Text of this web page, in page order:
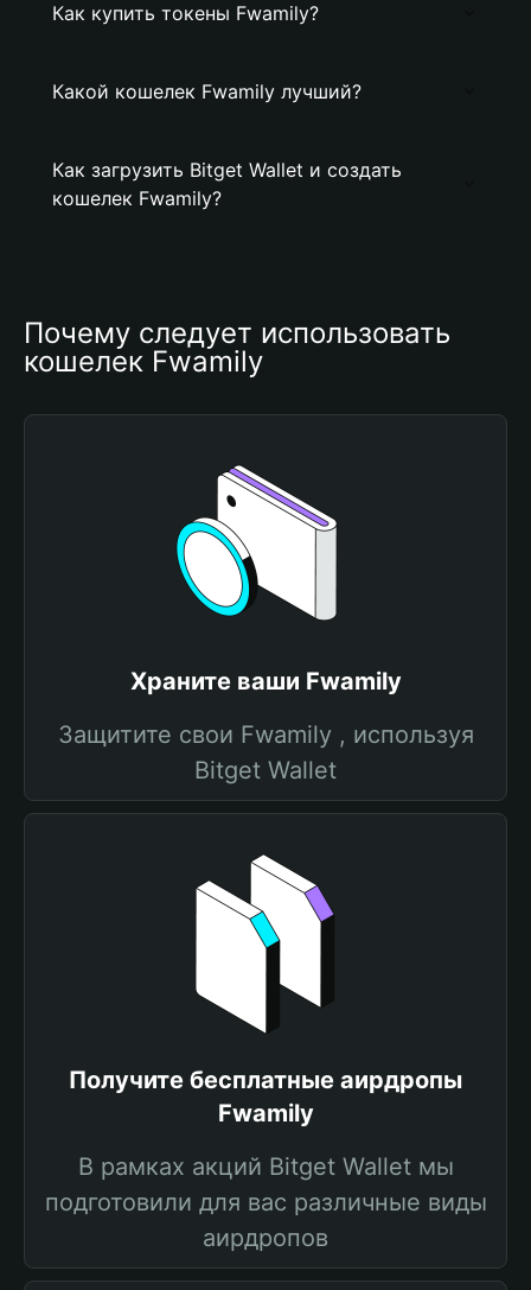
Как купить токены Fwamily?
Какой кошелек Fwamily лучший?
Как загрузить Bitget Wallet и создать
кошелек Fwamily?
Почему следует использовать
кошелек Fwamily
Храните ваши Fwamily
Защитите свои Fwamily , используя
Bitget Wallet
Получите бесплатные аирдропы
Fwamily
В рамках акций Bitget Wallet мы
подготовили для вас различные виды
аирдропов